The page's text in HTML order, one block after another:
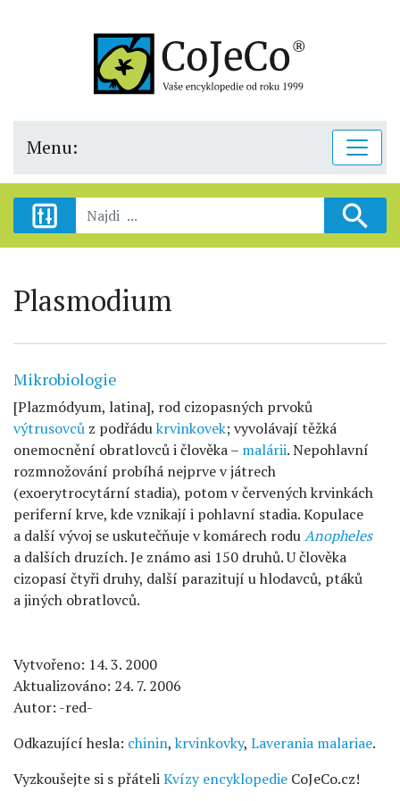
Menu:
Plasmodium
Mikrobiologie
[Plazmódyum, latina], rod cizopasných prvoků
výtrusovců z podřádukrvinkovek; vyvolávají těžká
onemocnění obratlovců i člověka – malárii. Nepohlavní
rozmnožování probíhá nejprve v játrech
(exoerytrocytární stadia), potom v červených krvinkách
periferní krve, kde vznikají i pohlavní stadia. Kopulace
a další vývoj se uskutečňuje v komárech roduAnopheles
a dalších druzích. Je známo asi 150 druhů. U člověka
cizopasí čtyři druhy, další parazitují u hlodavců, ptáků
a jiných obratlovců.
Vytvořeno: 14. 3. 2000
Aktualizováno: 24. 7. 2006
Autor: -red-
Odkazující hesla: chinin,krvinkovky, Laverania malariae.
Vyzkoušejte si s přáteliKvízy encyklopedie CoJeCo.cz!